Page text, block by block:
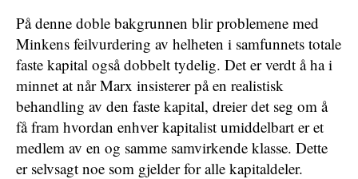
På denne doble bakgrunnen blir problemene med
Minkens feilvurdering av helheten i samfunnets totale
faste kapital også dobbelt tydelig. Det er verdt å ha i
minnet at når Marx insisterer på en realistisk
behandling av den faste kapital, dreier det seg om å
få fram hvordan enhver kapitalist umiddelbart er et
medlem av en og samme samvirkende klasse. Dette
er selvsagt noe som gjelder for alle kapitaldeler.